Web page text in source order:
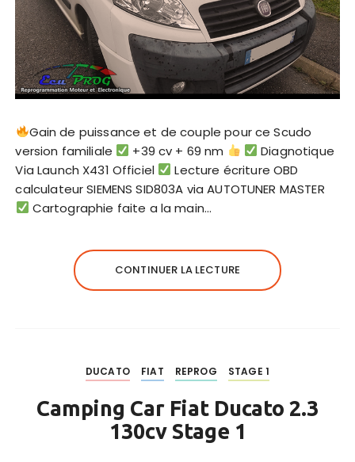
Gain de puissance et de couple pour ce Scudo
version familiale
+39 cv + 69 nm
Diagnotique
Via Launch X431 Officiel
Lecture écriture OBD
calculateur SIEMENS SID803A via AUTOTUNER MASTER
Cartographie faite a la main…
CONTINUER LA LECTURE
DUCATO FIAT REPROG STAGE 1
Camping Car Fiat Ducato 2.3
130cv Stage 1